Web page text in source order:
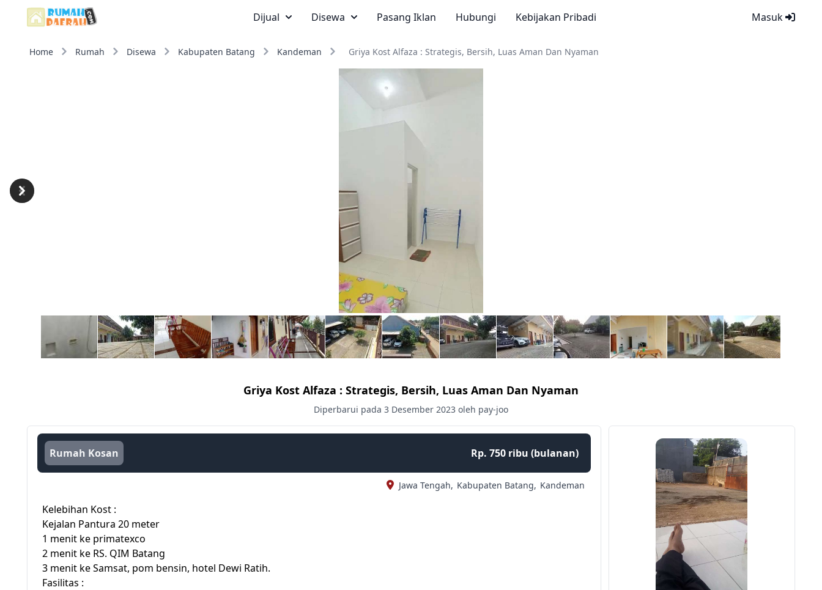
Masuk
Dijual Disewa Pasang Iklan Hubungi Kebijakan Pribadi
Home Rumah Disewa Kabupaten Batang Kandeman Griya Kost Alfaza : Strategis, Bersih, Luas Aman Dan Nyaman
Previous
Next
Griya Kost Alfaza : Strategis, Bersih, Luas Aman Dan Nyaman
Diperbarui pada 3 Desember 2023 oleh pay-joo
Rumah Kosan Rp. 750 ribu (bulanan)
Jawa Tengah, Kabupaten Batang, Kandeman
Kelebihan Kost :
Kejalan Pantura 20 meter
1 menit ke primatexco
2 menit ke RS. QIM Batang
3 menit ke Samsat, pom bensin, hotel Dewi Ratih.
Fasilitas :